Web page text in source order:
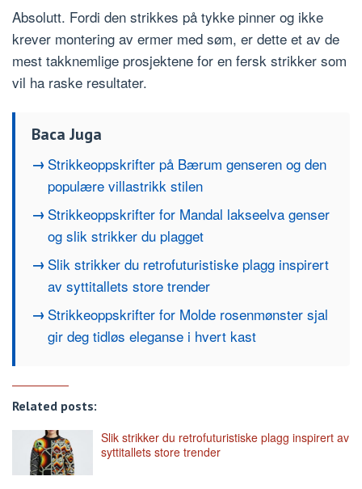
Absolutt. Fordi den strikkes på tykke pinner og ikke
krever montering av ermer med søm, er dette et av de
mest takknemlige prosjektene for en fersk strikker som
vil ha raske resultater.
Baca Juga
Strikkeoppskrifter på Bærum genseren og den
populære villastrikk stilen
Strikkeoppskrifter for Mandal lakseelva genser
og slik strikker du plagget
Slik strikker du retrofuturistiske plagg inspirert
av syttitallets store trender
Strikkeoppskrifter for Molde rosenmønster sjal
gir deg tidløs eleganse i hvert kast
Related posts:
Slik strikker du retrofuturistiske plagg inspirert av
syttitallets store trender